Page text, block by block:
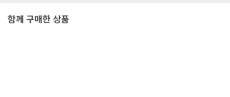
함께 구매한 상품